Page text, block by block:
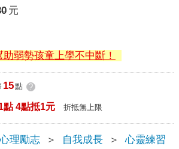
元
弱勢孩童上學不中斷！
15點 ?
點 4點抵1元 折抵無上限
理勵志 ＞ 自我成長 ＞ 心靈練習